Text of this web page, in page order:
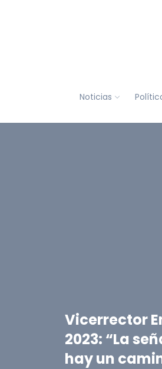
Noticias
Vicerrector
2023: “La
hay un